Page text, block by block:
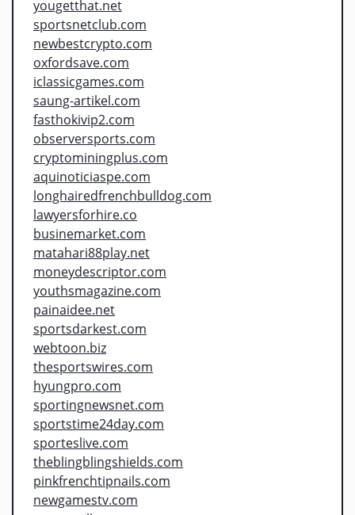
yougetthat.net
sportsnetclub.com
newbestcrypto.com
oxfordsave.com
iclassicgames.com
saung-artikel.com
fasthokivip2.com
observersports.com
cryptominingplus.com
aquinoticiaspe.com
longhairedfrenchbulldog.com
lawyersforhire.co
businemarket.com
matahari88play.net
moneydescriptor.com
youthsmagazine.com
painaidee.net
sportsdarkest.com
webtoon.biz
thesportswires.com
hyungpro.com
sportingnewsnet.com
sportstime24day.com
sporteslive.com
theblingblingshields.com
pinkfrenchtipnails.com
newgamestv.com